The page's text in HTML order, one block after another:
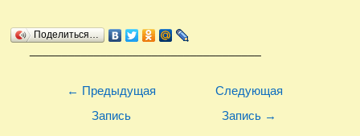
Поделиться…
Навигация
← Предыдущая
Запись
Следующая
Запись →